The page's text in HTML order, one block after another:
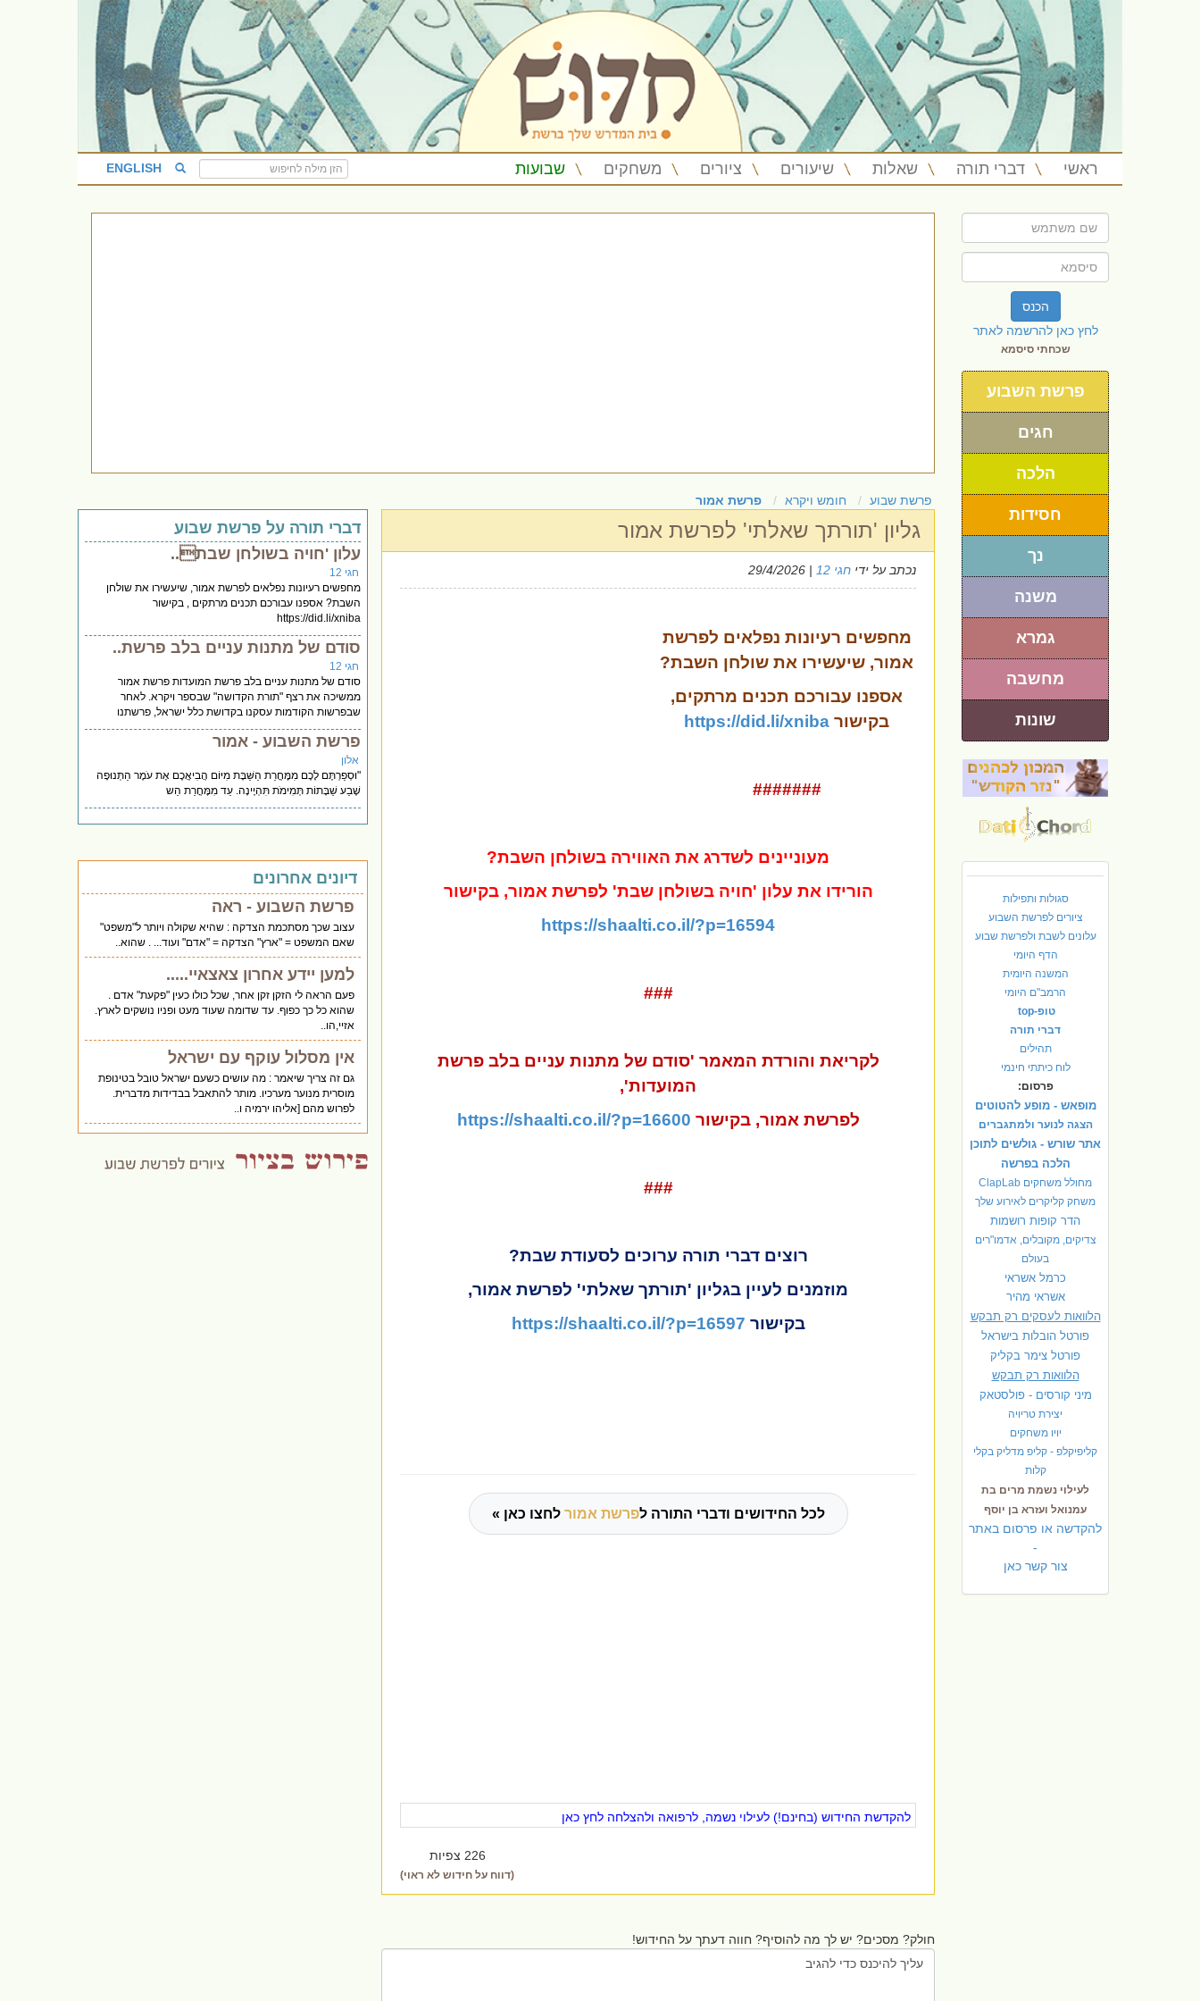
ראשי דברי תורה שאלות שיעורים ציורים משחקים שבועות ENGLISH
הכנס
לחץ כאן להרשמה לאתר
שכחתי סיסמא
פרשת השבוע
חגים
הלכה
חסידות
נך
משנה
גמרא
מחשבה
שונות
סגולות ותפילות
ציורים לפרשת השבוע
עלונים לשבת ולפרשת שבוע
הדף היומי
המשנה היומית
הרמב"ם היומי
טופ-top
דברי תורה
תהילים
לוח כיתתי חינמי
פרסום:
מופאש - מופע להטוטים
הצגה לנוער ולמתגברים
אתר שורש - גולשים לתוכן
הלכה בפרשה
מחולל משחקים ClapLab
משחק קליקרים לאירוע שלך
הדר קופות רושמות
צדיקים, מקובלים, אדמו"רים
בעולם
כרמל אשראי
אשראי מהיר
הלוואות לעסקים רק תבקש
פורטל הובלות בישראל
פורטל צימר בקליק
הלוואות רק תבקש
מיני קורסים - פולסטאק
יצירת טריויה
יויו משחקים
קליפיקלפ - קליפ מדליק בקלי
קלות
לעילוי נשמת מרים בת
עמנואל ועזרא בן יוסף
להקדשה או פרסום באתר
-
צור קשר כאן
פרשת שבוע חומש ויקרא פרשת אמור
גליון 'תורתך שאלתי' לפרשת אמור
נכתב על ידי חגי 12 | 29/4/2026
מחפשים רעיונות נפלאים לפרשת
אמור, שיעשירו את שולחן השבת?
אספנו עבורכם תכנים מרתקים,
בקישור https://did.li/xniba
#######
מעוניינים לשדרג את האווירה בשולחן השבת?
הורידו את עלון 'חויה בשולחן שבת' לפרשת אמור, בקישור
https://shaalti.co.il/?p=16594
###
לקריאת והורדת המאמר 'סודם של מתנות עניים בלב פרשת
המועדות',
לפרשת אמור,בקישור https://shaalti.co.il/?p=16600
###
רוצים דברי תורה ערוכים לסעודת שבת?
מוזמנים לעיין בגליון 'תורתך שאלתי' לפרשת אמור,
בקישור https://shaalti.co.il/?p=16597
לכל החידושים ודברי התורה לפרשת אמור לחצו כאן »
להקדשת החידוש (בחינם!) לעילוי נשמה, לרפואה ולהצלחה לחץ כאן
226 צפיות
(דווח על חידוש לא ראוי)
חולק? מסכים? יש לך מה להוסיף? חווה דעתך על החידוש!
דברי תורה על פרשת שבוע
עלון 'חויה בשולחן שבת..
חגי 12
מחפשים רעיונות נפלאים לפרשת אמור, שיעשירו את שולחן
השבת? אספנו עבורכם תכנים מרתקים , בקישור
https://did.li/xniba
סודם של מתנות עניים בלב פרשת..
חגי 12
סודם של מתנות עניים בלב פרשת המועדות פרשת אמור
ממשיכה את רצף "תורת הקדושה" שבספר ויקרא. לאחר
שבפרשות הקודמות עסקנו בקדושת כלל ישראל, פרשתנו
פרשת השבוע - אמור
אלון
"וּסְפַרְתֶּם לָכֶם מִמׇּחֳרַת הַשַּׁבָּת מִיּוֹם הֲבִיאֲכֶם אֶת עֹמֶר הַתְּנוּפָה
שֶׁבַע שַׁבָּתוֹת תְּמִימֹת תִּהְיֶינָה. עַד מִמׇּחֳרַת הַש
דיונים אחרונים
פרשת השבוע - ראה
עצוב שכך מסתכמת הצדקה : שהיא שקולה ויותר ל"משפט"
שאם המשפט = "ארץ" הצדקה = "אדם" ועוד... . שהוא..
למען יידע אחרון צאצאיי.....
פעם הראה לי הזקן זקן אחר, שכל כולו כעין "פקעת" אדם .
שהוא כל כך כפוף. עד שדומה שעוד מעט ופניו נושקים לארץ.
אזיי,הו..
אין מסלול עוקף עם ישראל
גם זה צריך שיאמר : מה עושים כשעם ישראל טובל בטינופת
מוסרית מנוער מערכיו. מותר להתאבל בבדידות מדברית.
לפרוש מהם [אליהו ירמיה ו..